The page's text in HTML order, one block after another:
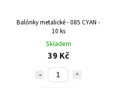
Balónky metalické - 085 CYAN -
10 ks
Skladem
39 Kč